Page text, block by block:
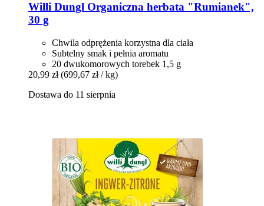
Willi Dungl Organiczna herbata "Rumianek",
30 g
Chwila odprężenia korzystna dla ciała
Subtelny smak i pełnia aromatu
20 dwukomorowych torebek 1,5 g
20,99 zł (699,67 zł / kg)
Dostawa do 11 sierpnia